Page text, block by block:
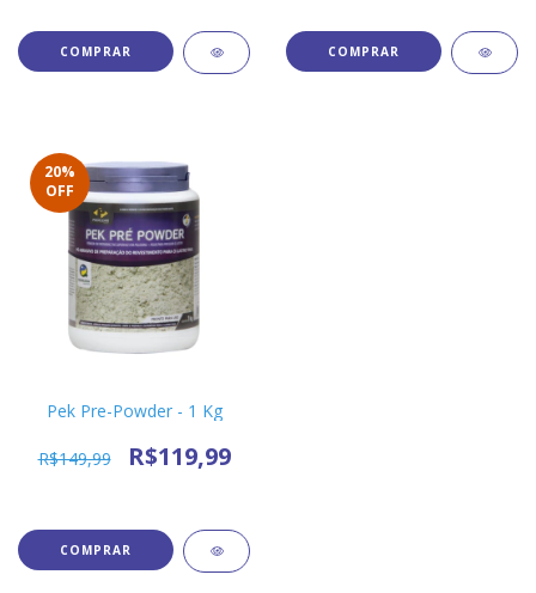
20%
OFF
Pek Pre-Powder - 1 Kg
R$149,99 R$119,99